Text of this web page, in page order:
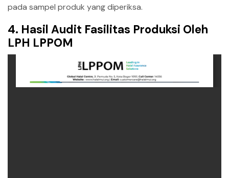
pada sampel produk yang diperiksa.
4. Hasil Audit Fasilitas Produksi Oleh
LPH LPPOM